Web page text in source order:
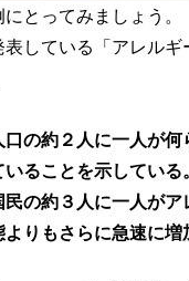
とってみましょう。
表している「アレル
口の約２人に一人が
ることを示している。
の約３人に一人が
りもさらに急速に